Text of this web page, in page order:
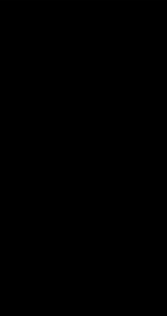
- 2 pièces